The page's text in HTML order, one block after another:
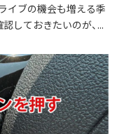
イブの機会も増える季
しておきたいのが、...